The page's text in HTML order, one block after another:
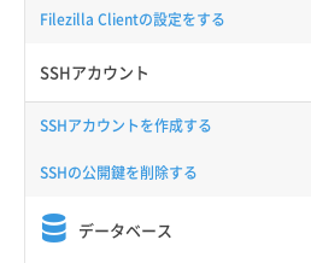
Filezilla Clientの設定をする
SSHアカウント
SSHアカウントを作成する
SSHの公開鍵を削除する
データベース